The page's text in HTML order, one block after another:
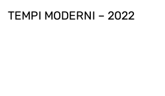
TEMPI MODERNI – 2022